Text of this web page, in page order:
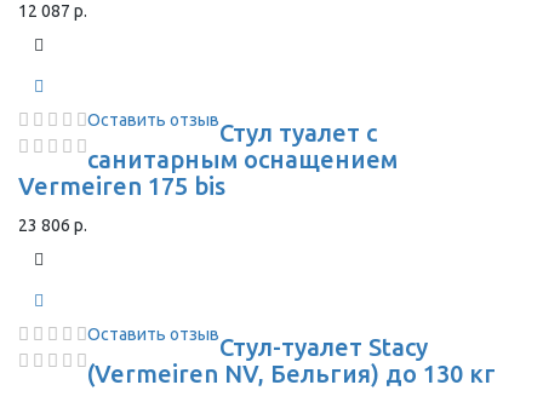
12 087 р.
Оставить отзывСтул туалет с
санитарным оснащением
Vermeiren 175 bis
23 806 р.
Оставить отзывСтул-туалет Stacy
(Vermeiren NV, Бельгия) до 130 кг